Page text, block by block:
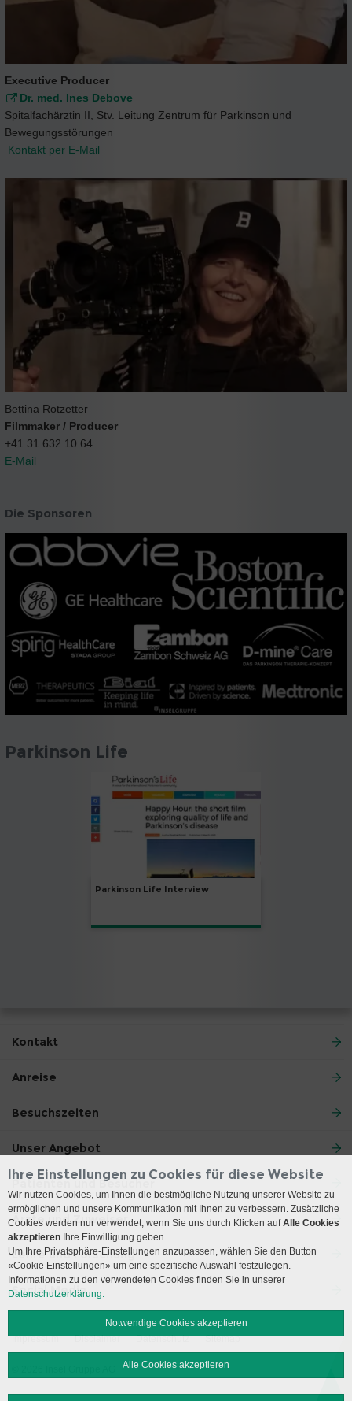
Executive Producer
Dr. med. Ines Debove
Spitalfachärztin II, Stv. Leitung Zentrum für Parkinson und
Bewegungsstörungen
Kontakt per E-Mail
Bettina Rotzetter
Filmmaker / Producer
+41 31 632 10 64
E-Mail
Die Sponsoren
Parkinson Life
Parkinson Life Interview
Kontakt
Anreise
Besuchszeiten
Unser Angebot
Patienten und Besucher
Ärzte und Zuweiser
Lehre und Forschung
Social Media
Impressum Disclaimer Datenschutz Sitemap
Ihre Einstellungen zu Cookies für diese Website
Wir nutzen Cookies, um Ihnen die bestmögliche Nutzung unserer Website zu
ermöglichen und unsere Kommunikation mit Ihnen zu verbessern. Zusätzliche
Cookies werden nur verwendet, wenn Sie uns durch Klicken aufAlle Cookies
akzeptieren Ihre Einwilligung geben.
Um Ihre Privatsphäre-Einstellungen anzupassen, wählen Sie den Button
«Cookie Einstellungen» um eine spezifische Auswahl festzulegen.
Informationen zu den verwendeten Cookies finden Sie in unserer
Datenschutzerklärung.
Notwendige Cookies akzeptieren
Alle Cookies akzeptieren